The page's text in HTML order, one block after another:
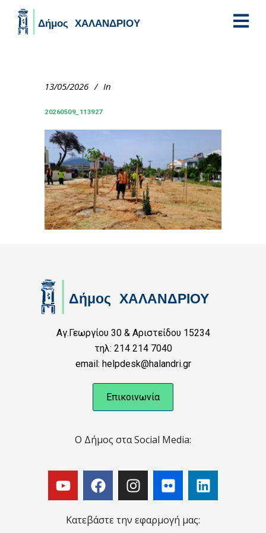
13/05/2026 In
20260509_113927
Αγ.Γεωργίου 30 & Αριστείδου 15234
τηλ: 214 214 7040
email: helpdesk@halandri.gr
Επικοινωνία
Ο Δήμος στα Social Media:
Κατεβάστε την εφαρμογή μας: